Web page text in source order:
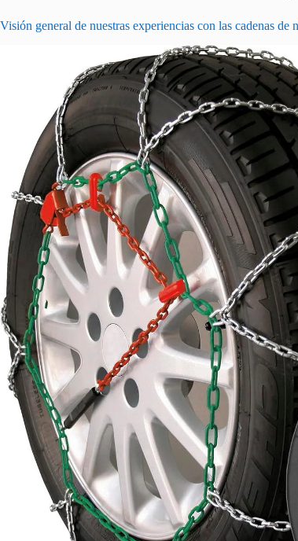
Visión general de nuestras experiencias con las cadenas de